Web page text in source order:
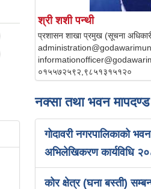
श्री शशी पन्थी
प्रशासन शाखा प्रमुख (सूचना
०१५५७२५९२,९८५१३१५१२०
नक्सा तथा भवन मापदण्ड
गोदावरी नगरपालिकाको
अभिलेखिकरण कार्यविधि
कोर क्षेत्र (घना बस्ती)